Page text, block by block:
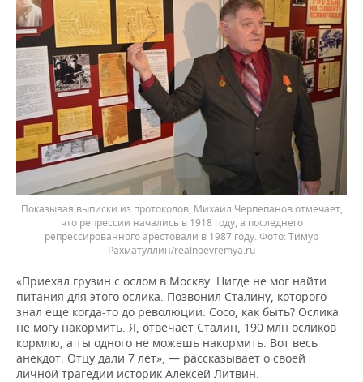
Показывая выписки из протоколов, Михаил Черпепанов отмечает,
что репрессии начались в 1918 году, а последнего
репрессированного арестовали в 1987 году.
Тимур
Рахматуллин/realnoevremya.ru
«Приехал грузин с ослом в Москву. Нигде не мог найти
питания для этого ослика. Позвонил Сталину, которого
знал еще когда-то до революции. Сосо, как быть? Ослика
не могу накормить. Я, отвечает Сталин, 190 млн осликов
кормлю, а ты одного не можешь накормить. Вот весь
анекдот. Отцу дали 7 лет», — рассказывает о своей
личной трагедии историк Алексей Литвин.